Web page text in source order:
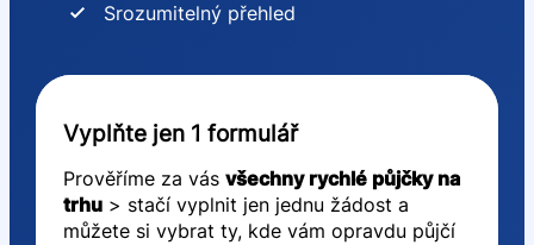
Srozumitelný přehled
Vyplňte jen 1 formulář
Prověříme za vás všechny rychlé půjčky na
trhu> stačí vyplnit jen jednu žádost a
můžete si vybrat ty, kde vám opravdu půjčí